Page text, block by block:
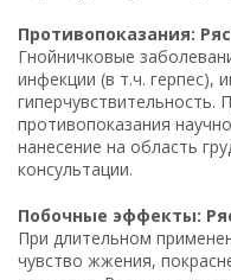
Противопоказания:
Гнойничковые
инфекции (в т.ч. герпес),
гиперчувствительность.
противопоказания
нанесение на область
консультации.
Побочные эффекты:
При длительном
чувство жжения,